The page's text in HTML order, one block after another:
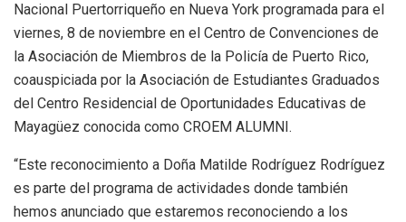
Nacional Puertorriqueño en Nueva York programada para el
viernes, 8 de noviembre en el Centro de Convenciones de
la Asociación de Miembros de la Policía de Puerto Rico,
coauspiciada por la Asociación de Estudiantes Graduados
del Centro Residencial de Oportunidades Educativas de
Mayagüez conocida como CROEM ALUMNI.
“Este reconocimiento a Doña Matilde Rodríguez Rodríguez
es parte del programa de actividades donde también
hemos anunciado que estaremos reconociendo a los